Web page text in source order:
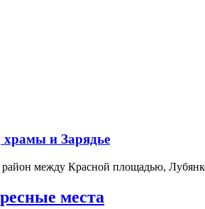
и Зарядье
между Красной площадью,
места